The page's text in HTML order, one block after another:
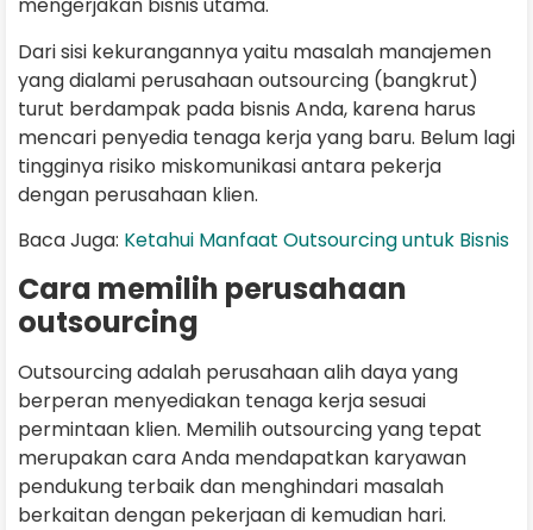
mengerjakan bisnis utama.
Dari sisi kekurangannya yaitu masalah manajemen
yang dialami perusahaan outsourcing (bangkrut)
turut berdampak pada bisnis Anda, karena harus
mencari penyedia tenaga kerja yang baru. Belum lagi
tingginya risiko miskomunikasi antara pekerja
dengan perusahaan klien.
Baca Juga: Ketahui Manfaat Outsourcing untuk Bisnis
Cara memilih perusahaan
outsourcing
Outsourcing adalah perusahaan alih daya yang
berperan menyediakan tenaga kerja sesuai
permintaan klien. Memilih outsourcing yang tepat
merupakan cara Anda mendapatkan karyawan
pendukung terbaik dan menghindari masalah
berkaitan dengan pekerjaan di kemudian hari.